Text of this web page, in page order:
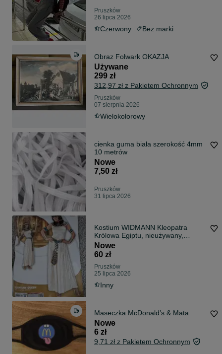
Pruszków
26 lipca 2026
Czerwony Bez marki
Obraz Folwark OKAZJA
Używane
299 zł
312,97 zł z Pakietem Ochronnym
Pruszków
07 sierpnia 2026
Wielokolorowy
cienka guma biała szerokość 4mm
10 metrów
Nowe
7,50 zł
Pruszków
31 lipca 2026
Kostium WIDMANN Kleopatra
Królowa Egiptu, nieużywany,
rozmiar XS
Nowe
60 zł
Pruszków
25 lipca 2026
Inny
Maseczka McDonald’s & Mata
Nowe
6 zł
9,71 zł z Pakietem Ochronnym